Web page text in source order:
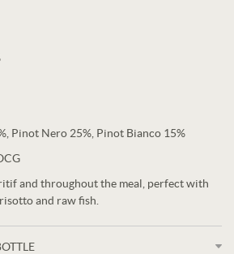
Pinot Nero 25%, Pinot Bianco 15%
and throughout the meal, perfect with
and raw fish.